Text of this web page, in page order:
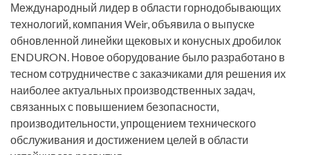
Международный лидер в области горнодобывающих
технологий, компания Weir, объявила о выпуске
обновленной линейки щековых и конусных дробилок
ENDURON. Новое оборудование было разработано в
тесном сотрудничестве с заказчиками для решения их
наиболее актуальных производственных задач,
связанных с повышением безопасности,
производительности, упрощением технического
обслуживания и достижением целей в области